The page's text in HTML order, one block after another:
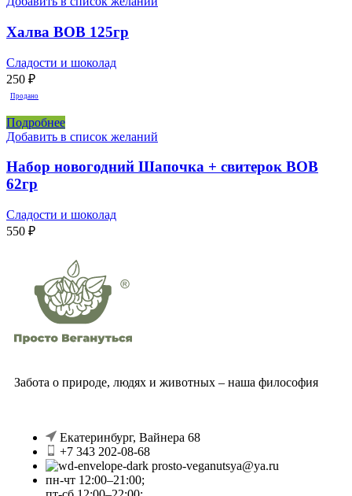
Халва BOB 125гр
Сладости и шоколад
250 ₽
Продано
Подробнее
Добавить в список желаний
Набор новогодний Шапочка + свитерок BOB
62гр
Сладости и шоколад
550 ₽
Забота о природе, людях и животных – наша философия
Екатеринбург, Вайнера 68
+7 343 202-08-68
prosto-veganutsya@ya.ru
пн-чт 12:00–21:00;